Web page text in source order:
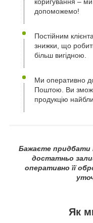
коригування –
допоможемо!
Постійним
знижки, що
більш вигідною.
Ми оперативно
Поштою. Ви
продукцію
Бажаєте придбати
достатньо
оперативно її
Як